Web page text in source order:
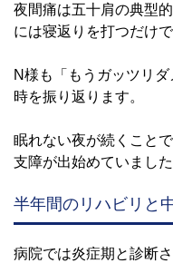
夜間痛は五十肩の典型
には寝返りを打つだけ
N様も「もうガッツリ
時を振り返ります。
眠れない夜が続くこと
支障が出始めていました
半年間のリハビリと
病院では炎症期と診断